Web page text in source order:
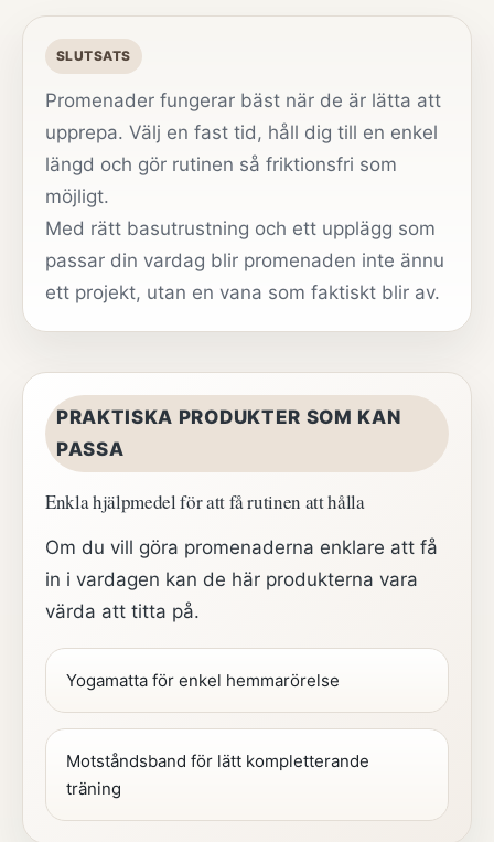
SLUTSATS
Promenader fungerar bäst när de är lätta att
upprepa. Välj en fast tid, håll dig till en enkel
längd och gör rutinen så friktionsfri som
möjligt.
Med rätt basutrustning och ett upplägg som
passar din vardag blir promenaden inte ännu
ett projekt, utan en vana som faktiskt blir av.
PRAKTISKA PRODUKTER SOM KAN
PASSA
Enkla hjälpmedel för att få rutinen att hålla
Om du vill göra promenaderna enklare att få
in i vardagen kan de här produkterna vara
värda att titta på.
Yogamatta för enkel hemmarörelse
Motståndsband för lätt kompletterande
träning